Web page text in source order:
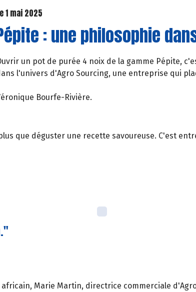
1 mai 2025
: une philosophie
un pot de purée 4 noix de la gamme Pépite,
l'univers d'Agro Sourcing, une entreprise qui
Bourfe-Rivière.
que déguster une recette savoureuse. C'est
Marie Martin, directrice commerciale